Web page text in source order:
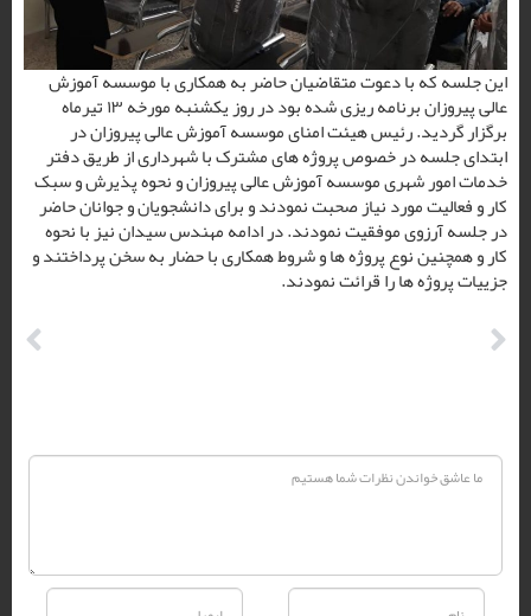
این جلسه که با دعوت متقاضیان حاضر به همکاری با موسسه آموزش
عالی پیروزان برنامه ریزی شده بود در روز یکشنبه مورخه ۱۳ تیرماه
برگزار گردید. رئیس هیئت امنای موسسه آموزش عالی پیروزان در
ابتدای جلسه در خصوص پروژه های مشترک با شهرداری از طریق دفتر
خدمات امور شهری موسسه آموزش عالی پیروزان و نحوه پذیرش و سبک
کار و فعالیت مورد نیاز صحبت نمودند و برای دانشجویان و جوانان حاضر
در جلسه آرزوی موفقیت نمودند. در ادامه مهندس سیدان نیز با نحوه
کار و همچنین نوع پروژه ها و شروط همکاری با حضار به سخن پرداختند و
جزییات پروژه ها را قرائت نمودند.